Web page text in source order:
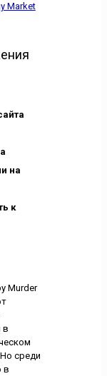
Market
на
к
Murder
в
среди
в